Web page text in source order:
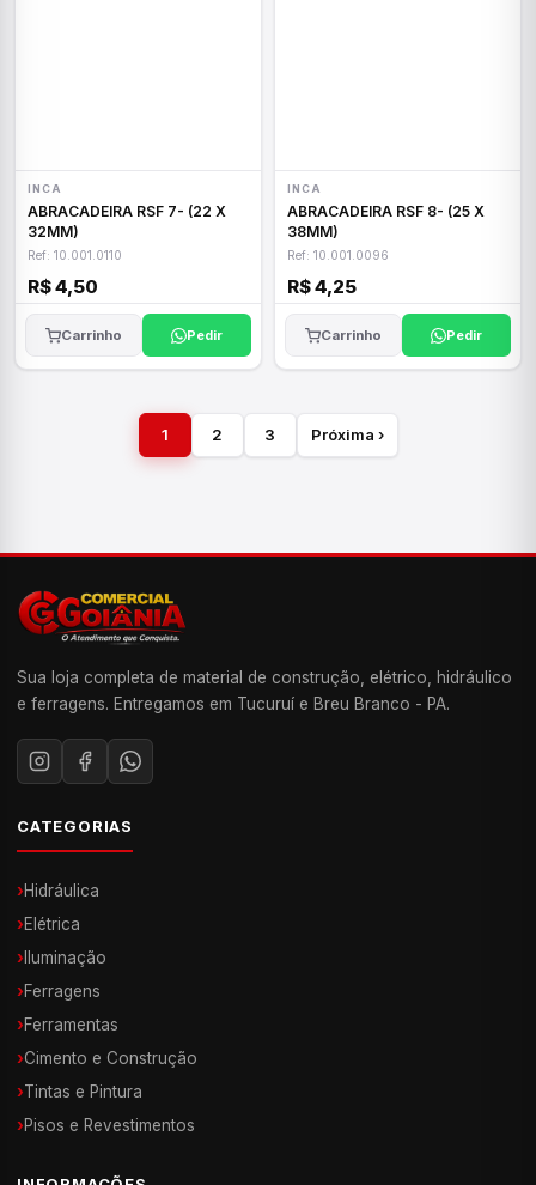
INCA
ABRACADEIRA RSF 7- (22 X
32MM)
Ref: 10.001.0110
R$ 4,50
Carrinho Pedir
INCA
ABRACADEIRA RSF 8- (25 X
38MM)
Ref: 10.001.0096
R$ 4,25
Carrinho Pedir
1 2 3 Próxima ›
Sua loja completa de material de construção, elétrico, hidráulico
e ferragens. Entregamos em Tucuruí e Breu Branco - PA.
CATEGORIAS
›Hidráulica
›Elétrica
› Iluminação
›Ferragens
›Ferramentas
›Cimento e Construção
›Tintas e Pintura
›Pisos e Revestimentos